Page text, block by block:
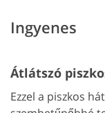
Ingyenes
Átlátszó
Ezzel a piszkos